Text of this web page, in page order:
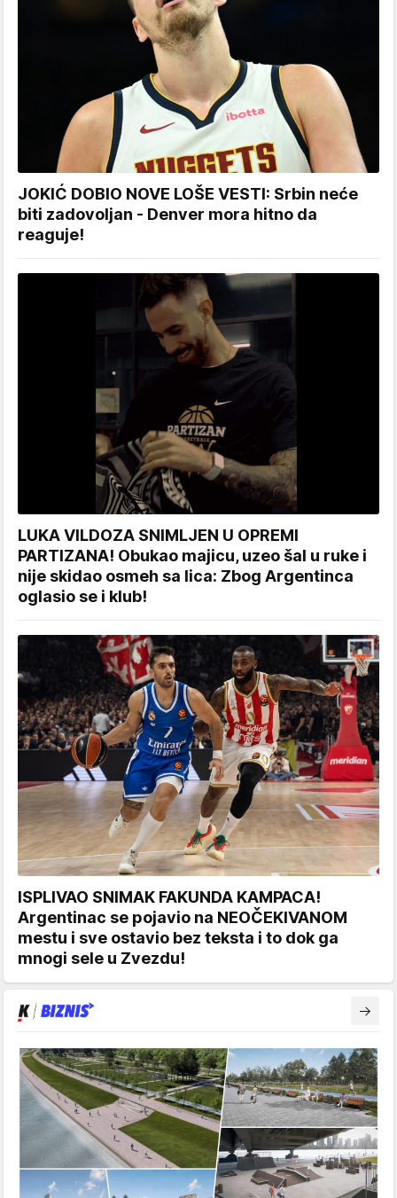
JOKIĆ DOBIO NOVE LOŠE VESTI: Srbin neće
biti zadovoljan - Denver mora hitno da
reaguje!
LUKA VILDOZA SNIMLJEN U OPREMI
PARTIZANA! Obukao majicu, uzeo šal u ruke i
nije skidao osmeh sa lica: Zbog Argentinca
oglasio se i klub!
ISPLIVAO SNIMAK FAKUNDA KAMPACA!
Argentinac se pojavio na NEOČEKIVANOM
mestu i sve ostavio bez teksta i to dok ga
mnogi sele u Zvezdu!